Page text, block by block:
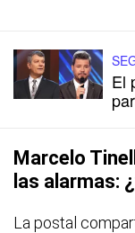
El
Marcelo
las alarmas:
La postal